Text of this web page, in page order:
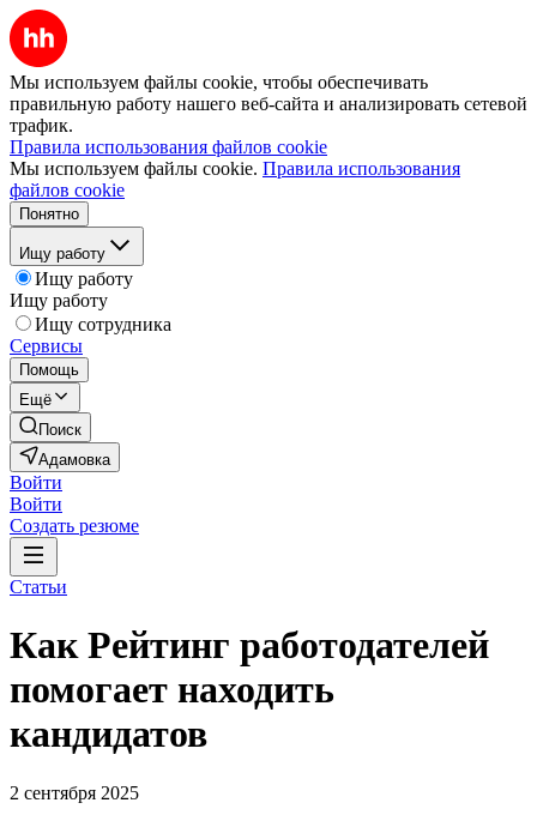
Мы используем файлы cookie, чтобы обеспечивать
правильную работу нашего веб-сайта и анализировать сетевой
трафик.
Правила использования файлов cookie
Мы используем файлы cookie. Правила использования
файлов cookie
Понятно
Ищу работу
Ищу работу
Ищу работу
Ищу сотрудника
Сервисы
Помощь
Ещё
Поиск
Адамовка
Войти
Войти
Создать резюме
Статьи
Как Рейтинг работодателей
помогает находить
кандидатов
2 сентября 2025